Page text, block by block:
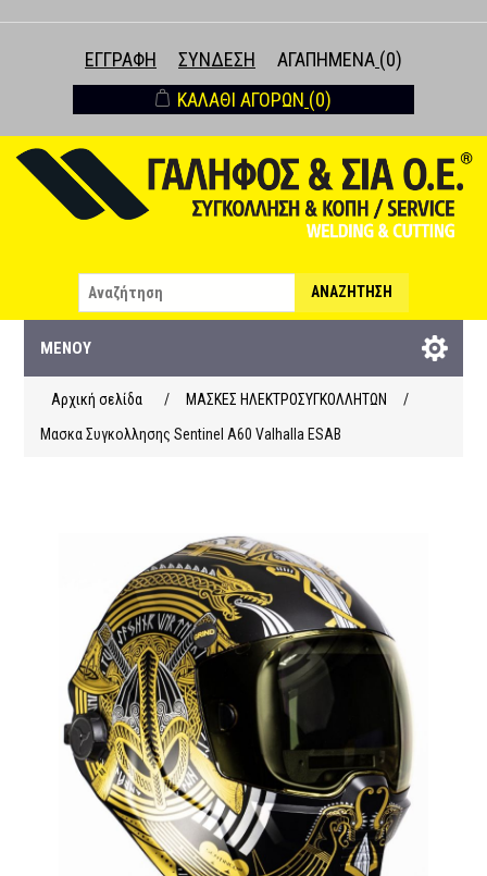
ΕΓΓΡΑΦΉ ΣΎΝΔΕΣΗ ΑΓΑΠΗΜΈΝΑ (0)
ΚΑΛΆΘΙ ΑΓΟΡΏΝ (0)
ΑΝΑΖΉΤΗΣΗ
ΜΕΝΟΎ
Αρχική σελίδα / ΜΑΣΚΕΣ ΗΛΕΚΤΡΟΣΥΓΚΟΛΛΗΤΩΝ
/
Μασκα Συγκολλησης Sentinel A60 Valhalla ESAB